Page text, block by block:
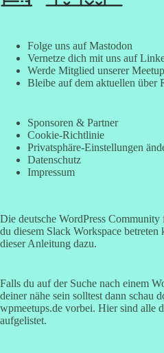
Folge uns auf Mastodon
Vernetze dich mit uns auf
Werde Mitglied unserer
Bleibe auf dem aktuellen über
Sponsoren & Partner
Cookie-Richtlinie
Privatsphäre-Einstellungen
Datenschutz
Impressum
Die deutsche WordPress
du diesem Slack Workspace betreten
dieser Anleitung dazu.
Falls du auf der Suche nach einem
deiner nähe sein solltest dann schau
wpmeetups.de vorbei. Hier sind alle
aufgelistet.